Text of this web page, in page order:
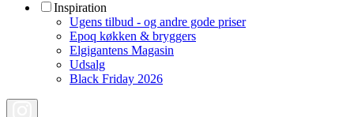
Inspiration
Ugens tilbud - og andre gode priser
Epoq køkken & bryggers
Elgigantens Magasin
Udsalg
Black Friday 2026